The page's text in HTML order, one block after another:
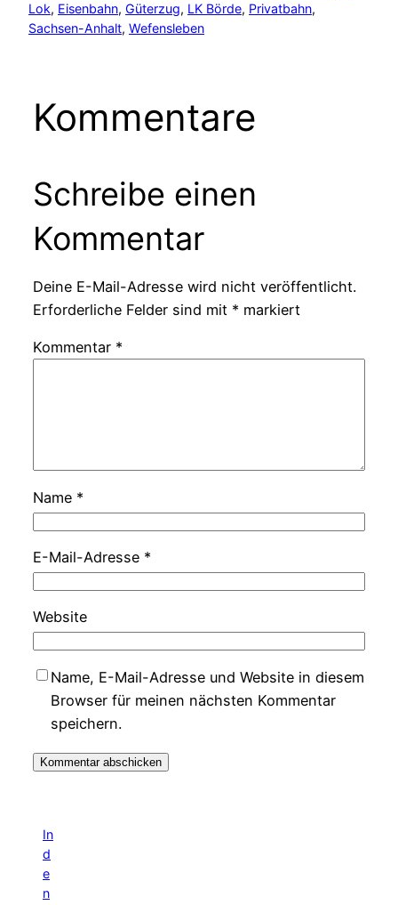
Lok, Eisenbahn, Güterzug, LK Börde, Privatbahn
Sachsen-Anhalt, Wefensleben
Kommentare
Schreibe einen
Kommentar
Deine E-Mail-Adresse wird nicht veröffentlicht.
Erforderliche Felder sind mit * markiert
Kommentar *
Name *
E-Mail-Adresse *
Website
Name, E-Mail-Adresse und Website in diesem
Browser für meinen nächsten Kommentar
speichern.
In
d
e
n